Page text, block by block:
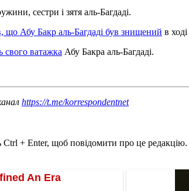
сестри і зятя аль-Багдаді.
що Абу Бакр аль-Багдаді був знищений в
свого ватажка Абу Бакра аль-Багдаді.
https://t.me/korrespondentnet
Ctrl + Enter, щоб повідомити про це редакцію.